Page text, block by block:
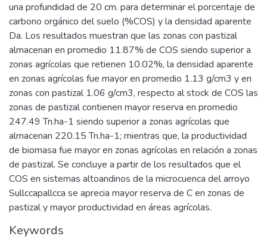
una profundidad de 20 cm. para determinar el porcentaje de
carbono orgánico del suelo (%COS) y la densidad aparente
Da. Los resultados muestran que las zonas con pastizal
almacenan en promedio 11.87% de COS siendo superior a
zonas agrícolas que retienen 10.02%, la densidad aparente
en zonas agrícolas fue mayor en promedio 1.13 g/cm3 y en
zonas con pastizal 1.06 g/cm3, respecto al stock de COS las
zonas de pastizal contienen mayor reserva en promedio
247.49 Tn.ha-1 siendo superior a zonas agrícolas que
almacenan 220.15 Tn.ha-1; mientras que, la productividad
de biomasa fue mayor en zonas agrícolas en relación a zonas
de pastizal. Se concluye a partir de los resultados que el
COS en sistemas altoandinos de la microcuenca del arroyo
Sullccapallcca se aprecia mayor reserva de C en zonas de
pastizal y mayor productividad en áreas agrícolas.
Keywords